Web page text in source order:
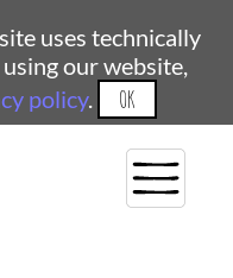
uses technically
our website,
policy. OK